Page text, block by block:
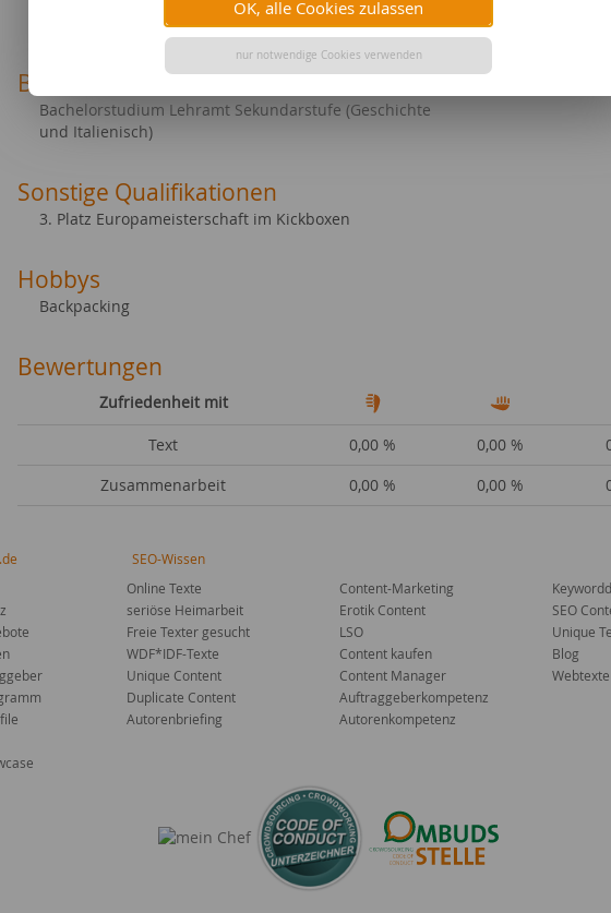
OK, alle Cookies zulassen
nur notwendige Cookies verwenden
Schule & Studium
Berufliche Abschlüsse
Bachelorstudium Lehramt Sekundarstufe (Geschichte
und Italienisch)
Sonstige Qualifikationen
3. Platz Europameisterschaft im Kickboxen
Hobbys
Backpacking
Bewertungen
Zufriedenheit mit
Text 0,00 % 0,00 %
Zusammenarbeit
0,00 % 0,00 %
SEO-Wissen
Online Texte
seriöse Heimarbeit
Freie Texter gesucht
WDF*IDF-Texte
Unique Content
Duplicate Content
Autorenbriefing
Content-Marketing
Erotik Content
LSO
Content kaufen
Content Manager
Auftraggeberkompetenz
Autorenkompetenz
SEO
Unique
Blog